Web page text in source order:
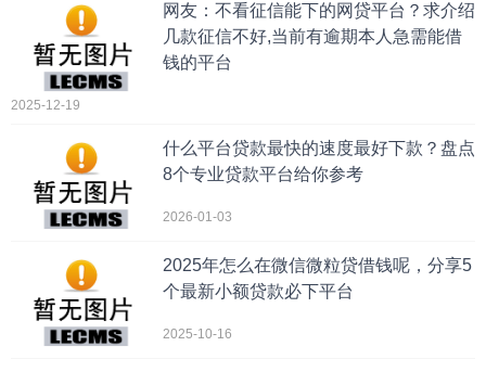
网友：不看征信能下的网贷平台？求介绍
几款征信不好,当前有逾期本人急需能借
钱的平台
2025-12-19
什么平台贷款最快的速度最好下款？盘点
8个专业贷款平台给你参考
2026-01-03
2025年怎么在微信微粒贷借钱呢，分享5
个最新小额贷款必下平台
2025-10-16